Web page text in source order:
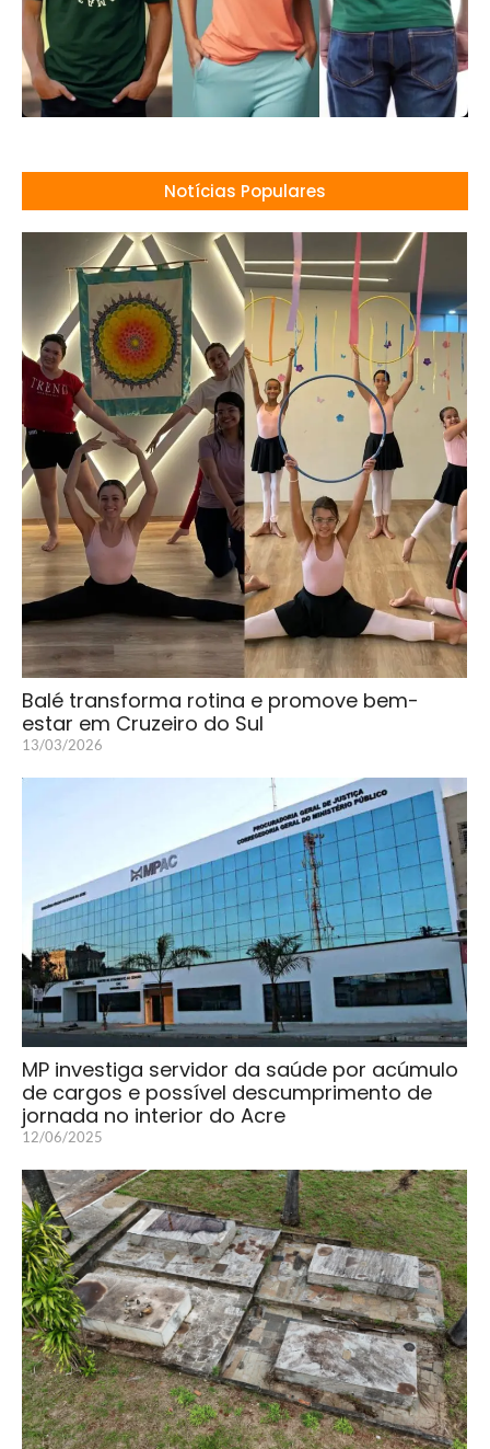
Notícias Populares
Balé transforma rotina e promove bem-
estar em Cruzeiro do Sul
13/03/2026
MP investiga servidor da saúde por acúmulo
de cargos e possível descumprimento de
jornada no interior do Acre
12/06/2025